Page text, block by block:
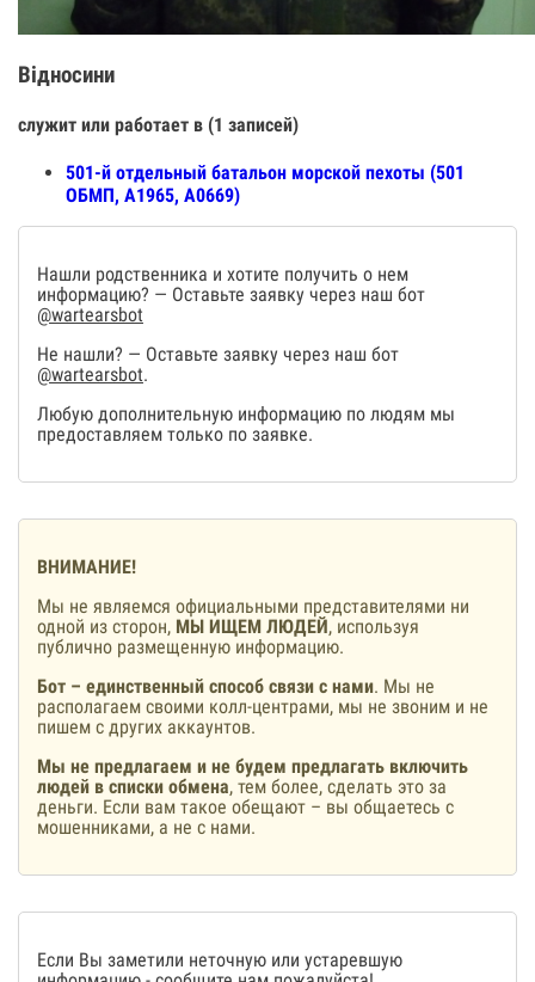
Відносини
служит или работает в (1 записей)
501-й отдельный батальон морской пехоты (501
ОБМП, А1965, А0669)
Нашли родственника и хотите получить о нем
информацию? — Оставьте заявку через наш бот
@wartearsbot
Не нашли? — Оставьте заявку через наш бот
@wartearsbot.
Любую дополнительную информацию по людям мы
предоставляем только по заявке.
ВНИМАНИЕ!
Мы не являемся официальными представителями ни
одной из сторон, МЫ ИЩЕМ ЛЮДЕЙ, используя
публично размещенную информацию.
Бот – единственный способ связи с нами. Мы не
располагаем своими колл-центрами, мы не звоним и не
пишем с других аккаунтов.
Мы не предлагаем и не будем предлагать включить
людей в списки обмена, тем более, сделать это за
деньги. Если вам такое обещают – вы общаетесь с
мошенниками, а не с нами.
Если Вы заметили неточную или устаревшую